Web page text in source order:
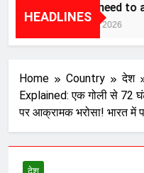
HEADLINES
‘Don’t need to
Home Country
देश
Explained: एक गोली से 72
पर आक्रामक भरोसा! भारत में